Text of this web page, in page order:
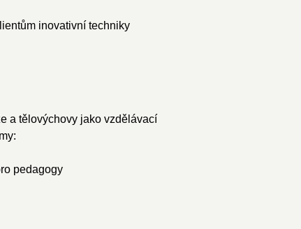
inovativní techniky
a tělovýchovy jako vzdělávací
pedagogy